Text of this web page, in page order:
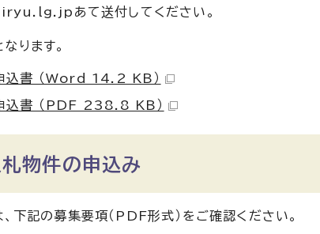
あて送付してください。
ります。
込書 （Word 14.2 KB）
込書 （PDF 238.8 KB）
物件の申込み
下記の募集要項（PDF形式）をご確認ください。